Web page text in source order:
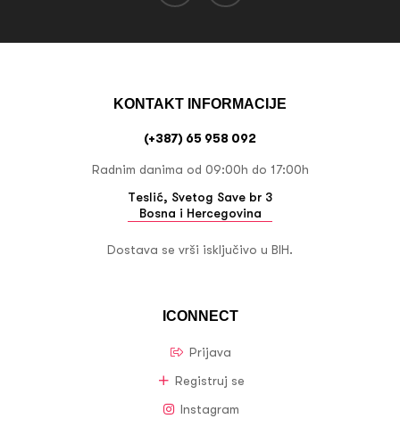
ICONNECT
Prijava
Registruj se
Instagram
KONTAKT INFORMACIJE
(+387) 65 958 092
Radnim danima od 09:00h do 17:00h
Teslić, Svetog Save br 3
Bosna i Hercegovina
Dostava se vrši isključivo u BIH.